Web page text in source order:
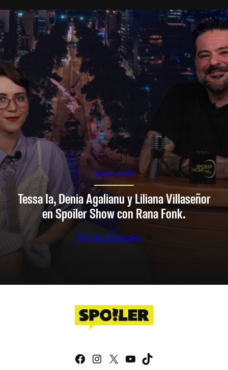
SPOILER SHOW
Tessa Ia, Denia Agalianu y Liliana Villaseñor
en Spoiler Show con Rana Fonk.
Ver en Youtube
Facebook
Instagram
X YouTube